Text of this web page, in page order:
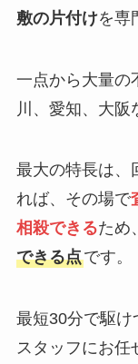
敷の片付けを専
一点から大量の
川、愛知、大阪
最大の特長は、
れば、その場で
相殺できるため、
できる点です。
最短30分で駆
スタッフにお任